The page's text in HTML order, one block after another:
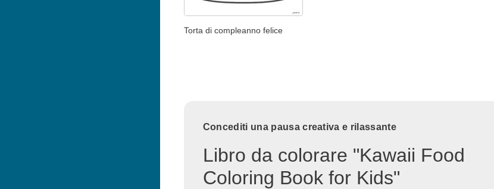
Torta di compleanno felice
Concediti una pausa creativa e rilassante
Libro da colorare "Kawaii Food
Coloring Book for Kids"